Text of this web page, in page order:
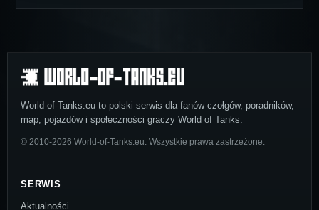
World-of-Tanks.eu to polski serwis dla fanów czołgów, poradników,
map, pojazdów i społeczności graczy World of Tanks.
© 2010-2026 World-of-Tanks.eu. Wszystkie prawa zastrzeżone.
SERWIS
Aktualności